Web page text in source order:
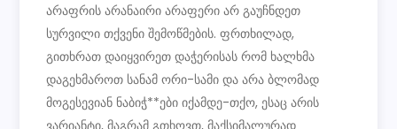
არაფრის არანაირი არაფერი არ გაუჩნდეთ
სურვილი თქვენი შემოწმების. ფრთხილად,
გითხრათ დაიყვირეთ დაჭერისას რომ ხალხმა
დაგეხმაროთ სანამ ორი-სამი და არა ბლომად
მოგესევიან ნაბიჭ**ები იქამდე-თქო, ესაც არის
ვარიანტი, მაგრამ გთხოვთ, მაქსიმალურად